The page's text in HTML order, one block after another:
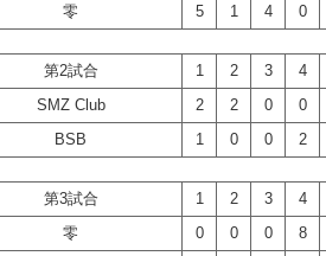
零
5 1 4 0
第2試合 1 2 3 4
SMZ Club
2 2 0 0
BSB
1 0 0 2
第3試合 1 2 3 4
零
0 0 0 8